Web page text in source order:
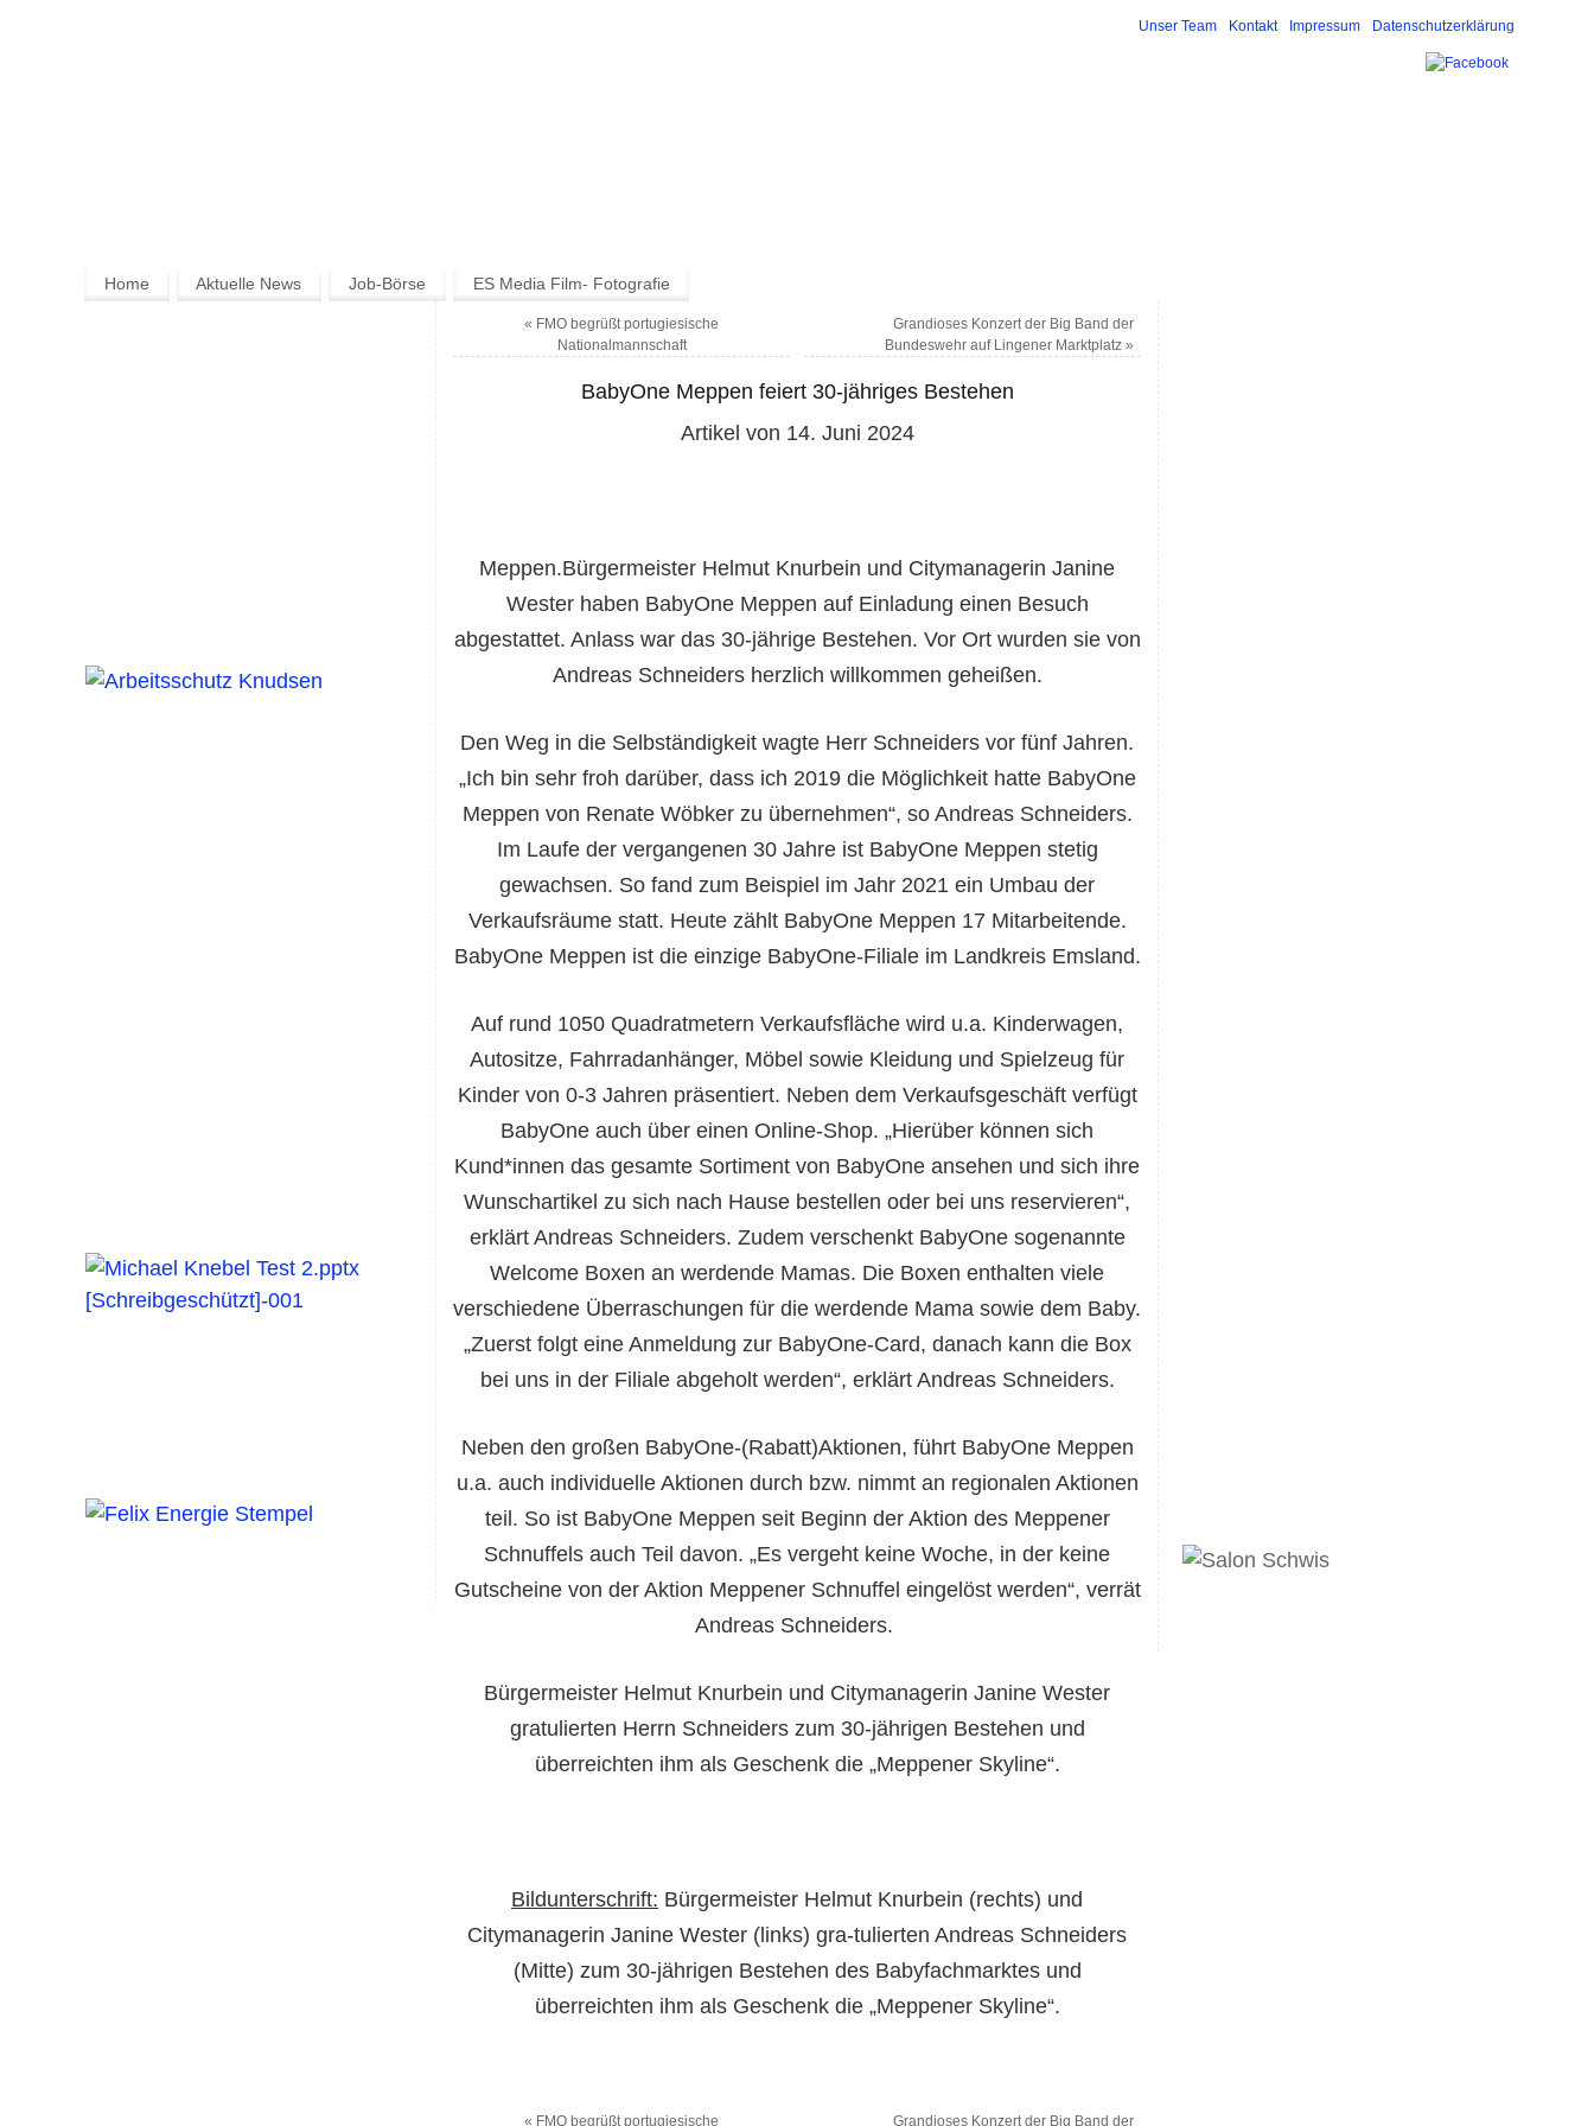
Unser Team Kontakt Impressum Datenschutzerklärung
Home Aktuelle News Job-Börse ES Media Film- Fotografie
« FMO begrüßt portugiesische
Nationalmannschaft
Grandioses Konzert der Big Band der
Bundeswehr auf Lingener Marktplatz»
BabyOne Meppen feiert 30-jähriges Bestehen
Artikel von 14. Juni 2024
Meppen.Bürgermeister Helmut Knurbein und Citymanagerin Janine
Wester haben BabyOne Meppen auf Einladung einen Besuch
abgestattet. Anlass war das 30-jährige Bestehen. Vor Ort wurden sie von
Andreas Schneiders herzlich willkommen geheißen.
Den Weg in die Selbständigkeit wagte Herr Schneiders vor fünf Jahren.
„Ich bin sehr froh darüber, dass ich 2019 die Möglichkeit hatte BabyOne
Meppen von Renate Wöbker zu übernehmen“, so Andreas Schneiders.
Im Laufe der vergangenen 30 Jahre ist BabyOne Meppen stetig
gewachsen. So fand zum Beispiel im Jahr 2021 ein Umbau der
Verkaufsräume statt. Heute zählt BabyOne Meppen 17 Mitarbeitende.
BabyOne Meppen ist die einzige BabyOne-Filiale im Landkreis Emsland.
Auf rund 1050 Quadratmetern Verkaufsfläche wird u.a. Kinderwagen,
Autositze, Fahrradanhänger, Möbel sowie Kleidung und Spielzeug für
Kinder von 0-3 Jahren präsentiert. Neben dem Verkaufsgeschäft verfügt
BabyOne auch über einen Online-Shop. „Hierüber können sich
Kund*innen das gesamte Sortiment von BabyOne ansehen und sich ihre
Wunschartikel zu sich nach Hause bestellen oder bei uns reservieren“,
erklärt Andreas Schneiders. Zudem verschenkt BabyOne sogenannte
Welcome Boxen an werdende Mamas. Die Boxen enthalten viele
verschiedene Überraschungen für die werdende Mama sowie dem Baby.
„Zuerst folgt eine Anmeldung zur BabyOne-Card, danach kann die Box
bei uns in der Filiale abgeholt werden“, erklärt Andreas Schneiders.
Neben den großen BabyOne-(Rabatt)Aktionen, führt BabyOne Meppen
u.a. auch individuelle Aktionen durch bzw. nimmt an regionalen Aktionen
teil. So ist BabyOne Meppen seit Beginn der Aktion des Meppener
Schnuffels auch Teil davon. „Es vergeht keine Woche, in der keine
Gutscheine von der Aktion Meppener Schnuffel eingelöst werden“, verrät
Andreas Schneiders.
Bürgermeister Helmut Knurbein und Citymanagerin Janine Wester
gratulierten Herrn Schneiders zum 30-jährigen Bestehen und
überreichten ihm als Geschenk die „Meppener Skyline“.
Bildunterschrift: Bürgermeister Helmut Knurbein (rechts) und
Citymanagerin Janine Wester (links) gra-tulierten Andreas Schneiders
(Mitte) zum 30-jährigen Bestehen des Babyfachmarktes und
überreichten ihm als Geschenk die „Meppener Skyline“.
« FMO begrüßt portugiesische Grandioses Konzert der Big Band der